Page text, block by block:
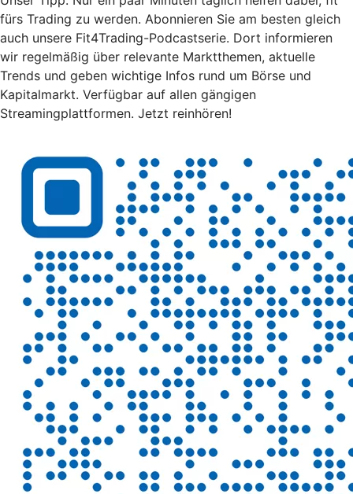
fürs Trading zu werden. Abonnieren Sie am besten gleich
auch unsere Fit4Trading-Podcastserie. Dort informieren
wir regelmäßig über relevante Marktthemen, aktuelle
Trends und geben wichtige Infos rund um Börse und
Kapitalmarkt. Verfügbar auf allen gängigen
Streamingplattformen. Jetzt reinhören!